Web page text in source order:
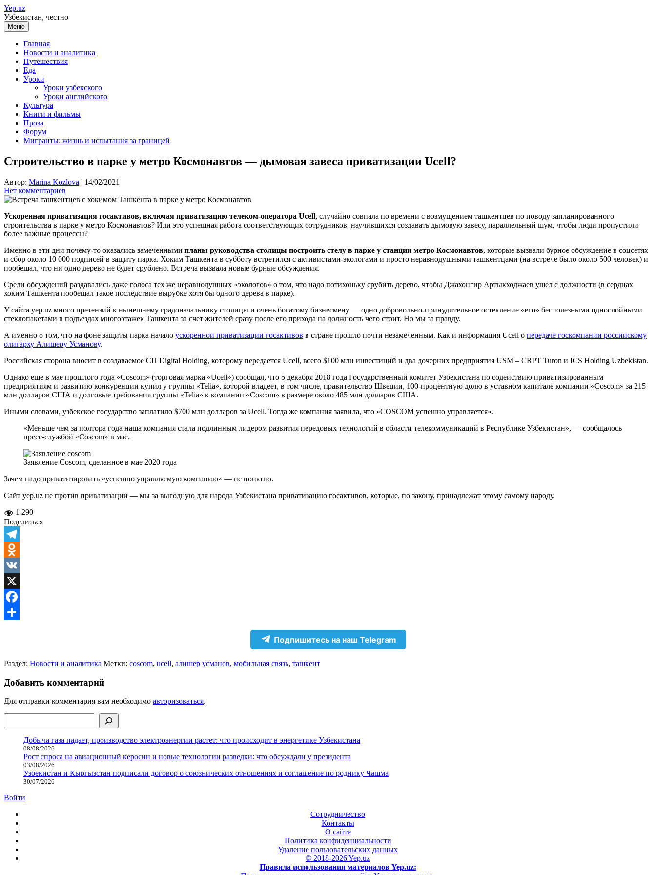
Перейти
к
содержимому
Yep.uz
Узбекистан, честно
Меню
Главная
Новости и аналитика
Путешествия
Еда
Уроки
Уроки узбекского
Уроки английского
Культура
Книги и фильмы
Проза
Форум
Мигранты: жизнь и испытания за границей
Строительство в парке у метро Космонавтов — дымовая завеса приватизации Ucell?
Автор: Marina Kozlova | 14/02/2021
Нет комментариев
Ускоренная приватизация госактивов, включая приватизацию телеком-оператора Ucell, случайно совпала по времени с возмущением ташкентцев по поводу запланированного
строительства в парке у метро Космонавтов? Или это успешная работа соответствующих сотрудников, научившихся создавать дымовую завесу, параллельный шум, чтобы люди пропустили
более важные процессы?
Именно в эти дни почему-то оказались замеченными планы руководства столицы построить стелу в парке у станции метро Космонавтов, которые вызвали бурное обсуждение в соцсетях
и сбор около 10 000 подписей в защиту парка. Хоким Ташкента в субботу встретился с активистами-экологами и просто неравнодушными ташкентцами (на встрече было около 500 человек) и
пообещал, что ни одно дерево не будет срублено. Встреча вызвала новые бурные обсуждения.
Среди обсуждений раздавались даже голоса тех же неравнодушных «экологов» о том, что надо потихоньку срубить дерево, чтобы Джахонгир Артыкходжаев ушел с должности (в сердцах
хоким Ташкента пообещал такое последствие вырубке хотя бы одного дерева в парке).
У сайта yep.uz много претензий к нынешнему градоначальнику столицы и очень богатому бизнесмену — одно добровольно-принудительное остекление «его» бесполезными однослойными
стеклопакетами в подъездах многоэтажек Ташкента за счет жителей сразу после его прихода на должность чего стоит. Но мы за правду.
А именно о том, что на фоне защиты парка начало ускоренной приватизации госактивов в стране прошло почти незамеченным. Как и информация Ucell о передаче госкомпании российскому
олигарху Алишеру Усманову.
Российская сторона вносит в создаваемое СП Digital Holding, которому передается Ucell, всего $100 млн инвестиций и два дочерних предприятия USM – CRPT Turon и ICS Holding Uzbekistan.
Однако еще в мае прошлого года «Coscom» (торговая марка «Ucell») сообщал, что 5 декабря 2018 года Государственный комитет Узбекистана по содействию приватизированным
предприятиям и развитию конкуренции купил у группы «Telia», которой владеет, в том числе, правительство Швеции, 100-процентную долю в уставном капитале компании «Coscom» за 215
млн долларов США и долговые требования группы «Telia» к компании «Coscom» в размере около 485 млн долларов США.
Иными словами, узбекское государство заплатило $700 млн долларов за Ucell. Тогда же компания заявила, что «COSCOM успешно управляется».
«Меньше чем за полтора года наша компания стала подлинным лидером развития передовых технологий в области телекоммуникаций в Республике Узбекистан», — сообщалось
пресс-службой «Coscom» в мае.
Заявление Сoscom, сделанное в мае 2020 года
Зачем надо приватизировать «успешно управляемую компанию» — не понятно.
Сайт yep.uz не против приватизации — мы за выгодную для народа Узбекистана приватизацию госактивов, которые, по закону, принадлежат этому самому народу.
1 290
Поделиться
Telegram
Odnoklassniki
VK
X
Facebook
Подпишитесь на наш Telegram
Раздел: Новости и аналитика Метки: coscom, ucell, алишер усманов, мобильная связь, ташкент
Добавить комментарий
Для отправки комментария вам необходимо авторизоваться.
Добыча газа падает, производство электроэнергии растет: что происходит в энергетике Узбекистана
08/08/2026
Рост спроса на авиационный керосин и новые технологии разведки: что обсуждали у президента
03/08/2026
Узбекистан и Кыргызстан подписали договор о союзнических отношениях и соглашение по роднику Чашма
30/07/2026
Войти
Сотрудничество
Контакты
О сайте
Политика конфиденциальности
Удаление пользовательских данных
© 2018-2026 Yep.uz
Правила использования материалов Yep.uz: